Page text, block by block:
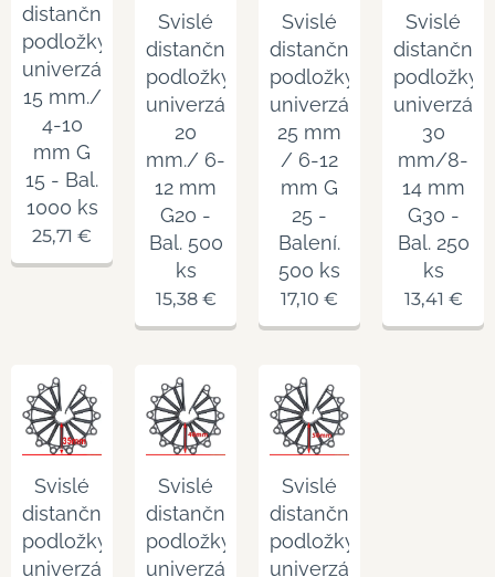
distanční
podložky
univerzální
15 mm./
4-10
mm G
15 - Bal.
1000 ks
25,71 €
Svislé
distanční
podložky
univerzální
20
mm./ 6-
12 mm
G20 -
Bal. 500
ks
15,38€
Svislé
distanční
podložky
univerzální
25 mm
/ 6-12
mm G
25 -
Balení.
500 ks
17,10 €
Svislé
distanční
podložky
univerzální
30
mm/8-
14 mm
G30 -
Bal. 250
ks
13,41 €
Svislé
distanční
podložky
univerzální
Svislé
distanční
podložky
univerzální
Svislé
distanční
podložky
univerzální